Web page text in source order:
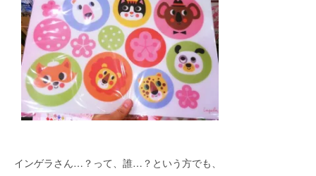
インゲラさん…？って、誰…？という方でも、